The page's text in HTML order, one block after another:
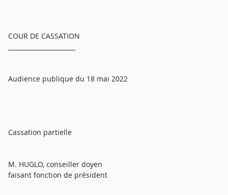
COUR DE CASSATION
Audience publique du 18 mai 2022
Cassation partielle
M. HUGLO, conseiller doyen
faisant fonction de président